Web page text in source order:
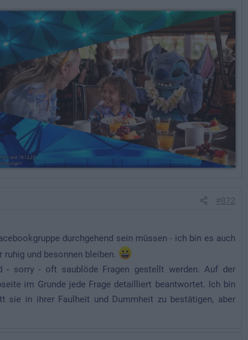
#872
durchgehend sein müssen - ich bin es auch
und besonnen bleiben.
sorry - oft saublöde Fragen gestellt werden. Auf der
im Grunde jede Frage detailliert beantwortet. Ich bin
sie in ihrer Faulheit und Dummheit zu bestätigen, aber